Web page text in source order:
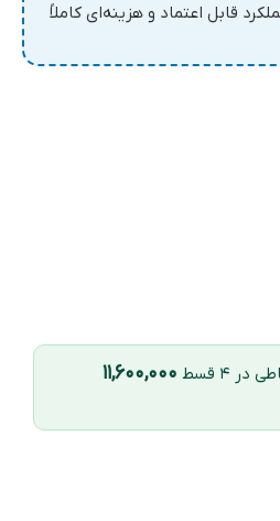
قابل اعتماد و هزینه‌ای کاملاً
۴ قسط ۱۱,۶۰۰,۰۰۰